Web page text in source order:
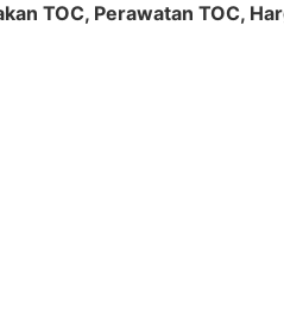
TOC, Perawatan TOC,